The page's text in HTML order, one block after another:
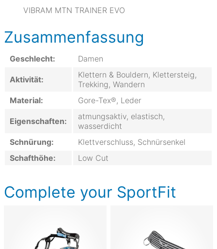
VIBRAM MTN TRAINER EVO
Zusammenfassung
Geschlecht: Damen
Aktivität:
Klettern & Bouldern, Klettersteig,
Trekking, Wandern
Material:
Gore-Tex®, Leder
Eigenschaften:
atmungsaktiv, elastisch,
wasserdicht
Schnürung:
Klettverschluss, Schnürsenkel
Schafthöhe:
Low Cut
Complete your SportFit